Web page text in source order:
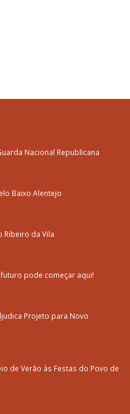
Nacional Republicana
Baixo Alentejo
Ribeiro da Vila
pode começar aqui!
Projeto para Novo
de Verão às Festas do Povo de